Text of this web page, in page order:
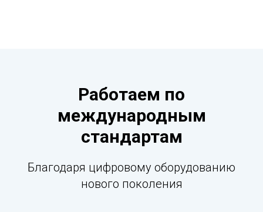
Работаем по
международным
стандартам
Благодаря цифровому оборудованию
нового поколения